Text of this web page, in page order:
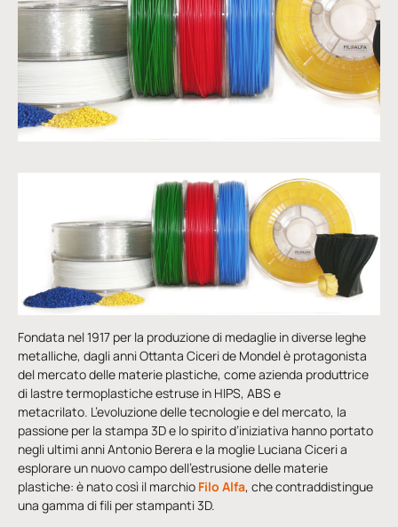
Fondata nel 1917 per la produzione di medaglie in diverse leghe
metalliche, dagli anni Ottanta Ciceri de Mondel è protagonista
del mercato delle materie plastiche, come azienda produttrice
di lastre termoplastiche estruse in HIPS, ABS e
metacrilato. L’evoluzione delle tecnologie e del mercato, la
passione per la stampa 3D e lo spirito d’iniziativa hanno portato
negli ultimi anni Antonio Berera e la moglie Luciana Ciceri a
esplorare un nuovo campo dell’estrusione delle materie
plastiche: è nato così il marchio Filo Alfa, che contraddistingue
una gamma di fili per stampanti 3D.